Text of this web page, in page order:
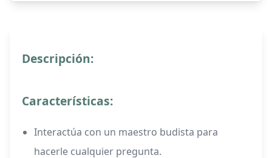
Descripción:
Características:
Interactúa con un maestro budista para
hacerle cualquier pregunta.